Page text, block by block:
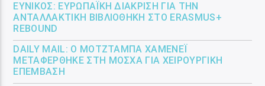
ΕΎΝΙΚΟΣ: ΕΥΡΩΠΑΪΚΉ ΔΙΆΚΡΙΣΗ ΓΙΑ ΤΗΝ
ΑΝΤΑΛΛΑΚΤΙΚΉ ΒΙΒΛΙΟΘΉΚΗ ΣΤΟ ERASMUS+
REBOUND
DAILY MAIL: Ο ΜΟΤΖΤΆΜΠΑ ΧΑΜΕΝΕΪ́
ΜΕΤΑΦΈΡΘΗΚΕ ΣΤΗ ΜΌΣΧΑ ΓΙΑ ΧΕΙΡΟΥΡΓΙΚΉ
ΕΠΈΜΒΑΣΗ